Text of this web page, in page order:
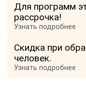
Для программ
рассрочка!
Узнать подробнее
Скидка при
человек.
Узнать подробнее